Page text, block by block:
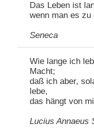
Das Leben ist
wenn man es zu
Seneca
Wie lange ich
Macht;
daß ich aber,
lebe,
das hängt von
Lucius Annaeus